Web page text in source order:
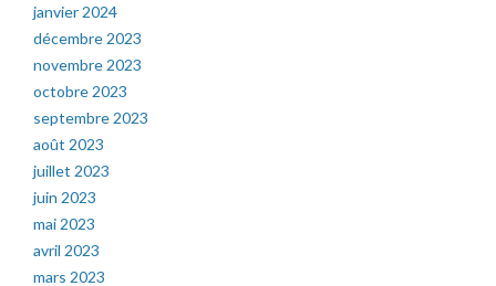
janvier 2024
décembre 2023
novembre 2023
octobre 2023
septembre 2023
août 2023
juillet 2023
juin 2023
mai 2023
avril 2023
mars 2023